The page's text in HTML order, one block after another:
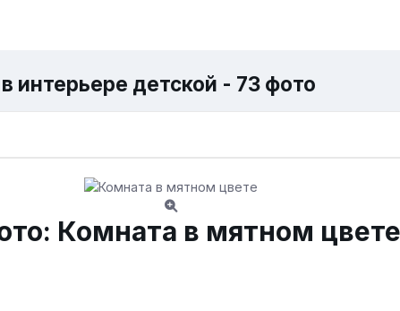
интерьере детской - 73 фото
Комната в мятном цвете